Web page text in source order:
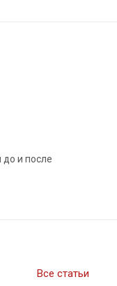
и после
Все статьи